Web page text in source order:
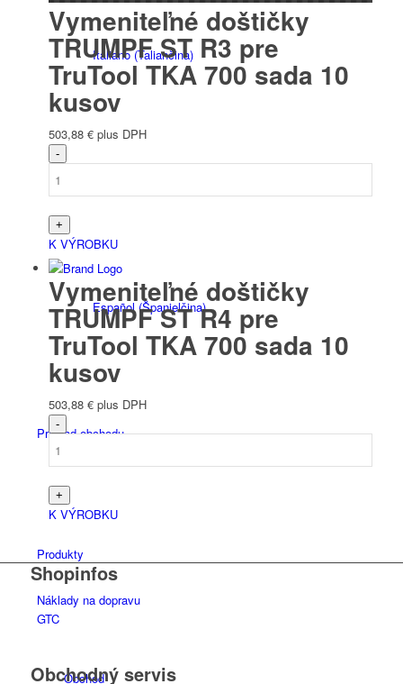
Italiano(Taliančina)
Español(Španielčina)
Prehľad obchodu
Produkty
Obchod
Vymeniteľné doštičky
TRUMPF ST R3 pre
TruTool TKA 700 sada 10
kusov
503,88 € plus DPH
K VÝROBKU
Vymeniteľné doštičky
TRUMPF ST R4 pre
TruTool TKA 700 sada 10
kusov
503,88 € plus DPH
K VÝROBKU
Shopinfos
Náklady na dopravu
GTC
Obchodný servis